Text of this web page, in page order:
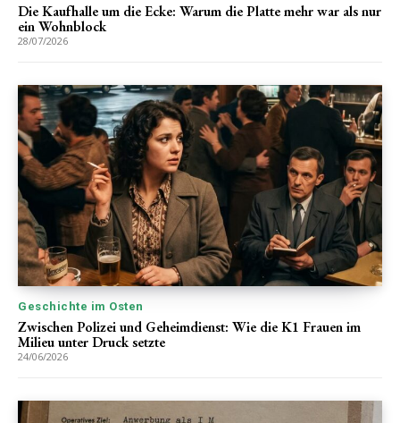
Die Kaufhalle um die Ecke: Warum die Platte mehr war als nur
ein Wohnblock
28/07/2026
Geschichte im Osten
Zwischen Polizei und Geheimdienst: Wie die K1 Frauen im
Milieu unter Druck setzte
24/06/2026